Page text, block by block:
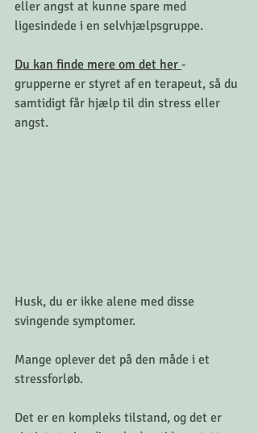
eller angst at kunne spare med
ligesindede i en selvhjælpsgruppe.
Du kan finde mere om det her -
grupperne er styret af en terapeut, så du
samtidigt får hjælp til din stress eller
angst.
Husk, du er ikke alene med disse
svingende symptomer.
Mange oplever det på den måde i et
stressforløb.
Det er en kompleks tilstand, og det er